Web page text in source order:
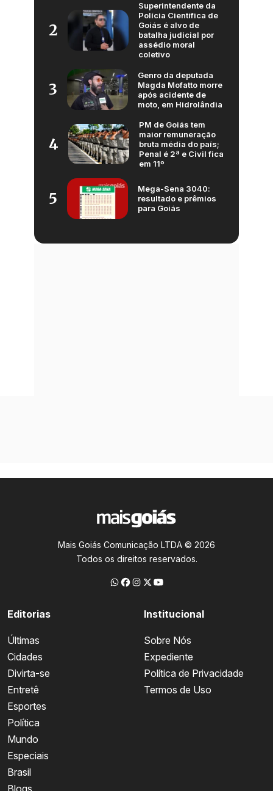
2
Superintendente da
Polícia Científica de
Goiás é alvo de
batalha judicial por
assédio moral
coletivo
3
Genro da deputada
Magda Mofatto morre
após acidente de
moto, em Hidrolândia
4
PM de Goiás tem
maior remuneração
bruta média do país;
Penal é 2ª e Civil fica
em 11º
5
Mega-Sena 3040:
resultado e prêmios
para Goiás
Mais Goiás Comunicação LTDA © 2026
Todos os direitos reservados.
Editorias
Últimas
Cidades
Divirta-se
Entretê
Esportes
Política
Mundo
Especiais
Brasil
Institucional
Sobre Nós
Expediente
Política de Privacidade
Termos de Uso